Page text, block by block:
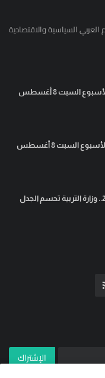
العربي السياسية والاقتصادية
توقعات برج الأسد لهذا الأسبوع السبت 8 أغسطس
توقعات برج الحوت لهذا الأسبوع السبت 8 أغسطس
نتائج التوجيهي الأردن 2026.. وزارة التربية تحسم الجدل
الإشتراك